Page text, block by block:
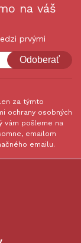
na váš
prvými
Odoberať
za týmto
ochrany osobných
vám pošleme na
emailom
emailu.